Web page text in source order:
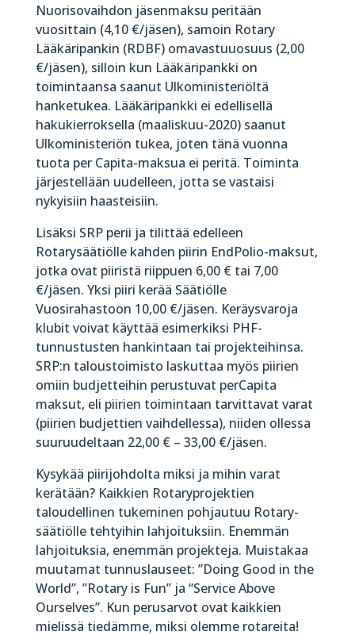
Nuorisovaihdon jäsenmaksu peritään
vuosittain (4,10 €/jäsen), samoin Rotary
Lääkäripankin (RDBF) omavastuuosuus (2,00
€/jäsen), silloin kun Lääkäripankki on
toimintaansa saanut Ulkoministeriöltä
hanketukea. Lääkäripankki ei edellisellä
hakukierroksella (maaliskuu-2020) saanut
Ulkoministeriön tukea, joten tänä vuonna
tuota per Capita-maksua ei peritä. Toiminta
järjestellään uudelleen, jotta se vastaisi
nykyisiin haasteisiin.
Lisäksi SRP perii ja tilittää edelleen
Rotarysäätiölle kahden piirin EndPolio-maksut,
jotka ovat piiristä riippuen 6,00 € tai 7,00
€/jäsen. Yksi piiri kerää Säätiölle
Vuosirahastoon 10,00 €/jäsen. Keräysvaroja
klubit voivat käyttää esimerkiksi PHF-
tunnustusten hankintaan tai projekteihinsa.
SRP:n taloustoimisto laskuttaa myös piirien
omiin budjetteihin perustuvat perCapita
maksut, eli piirien toimintaan tarvittavat varat
(piirien budjettien vaihdellessa), niiden ollessa
suuruudeltaan 22,00 € – 33,00 €/jäsen.
Kysykää piirijohdolta miksi ja mihin varat
kerätään? Kaikkien Rotaryprojektien
taloudellinen tukeminen pohjautuu Rotary-
säätiölle tehtyihin lahjoituksiin. Enemmän
lahjoituksia, enemmän projekteja. Muistakaa
muutamat tunnuslauseet: ”Doing Good in the
World”, ”Rotary is Fun” ja “Service Above
Ourselves”. Kun perusarvot ovat kaikkien
mielissä tiedämme, miksi olemme rotareita!